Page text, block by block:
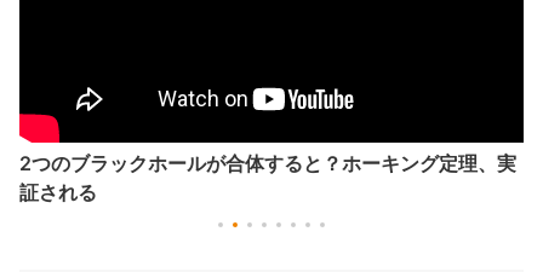
2つのブラックホールが合体すると？ホーキング定理、実
証される